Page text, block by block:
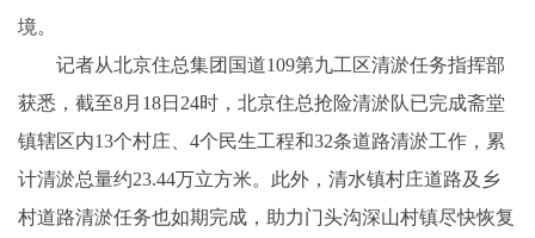
境。
记者从北京住总集团国道109第九工区清淤任务指挥部
获悉，截至8月18日24时，北京住总抢险清淤队已完成斋堂
镇辖区内13个村庄、4个民生工程和32条道路清淤工作，累
计清淤总量约23.44万立方米。此外，清水镇村庄道路及乡
村道路清淤任务也如期完成，助力门头沟深山村镇尽快恢复